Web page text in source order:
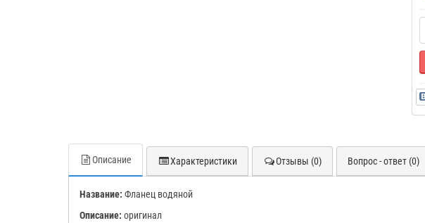
Описание Характеристики Отзывы (0) Вопрос - ответ (0)
Название: Фланец водяной
Описание: оригинал